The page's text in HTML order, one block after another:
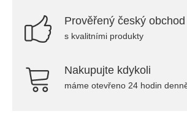
Prověřený český obchod
s kvalitními produkty
Nakupujte kdykoli
máme otevřeno 24 hodin